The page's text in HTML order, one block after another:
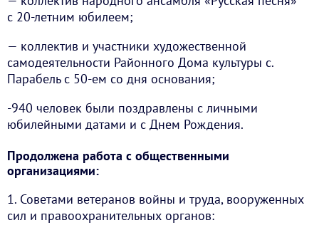
с 20-летним юбилеем;
— коллектив и участники художественной
самодеятельности Районного Дома культуры с.
Парабель с 50-ем со дня основания;
-940 человек были поздравлены с личными
юбилейными датами и с Днем Рождения.
Продолжена работа с общественными
организациями:
1. Советами ветеранов войны и труда, вооруженных
сил и правоохранительных органов: